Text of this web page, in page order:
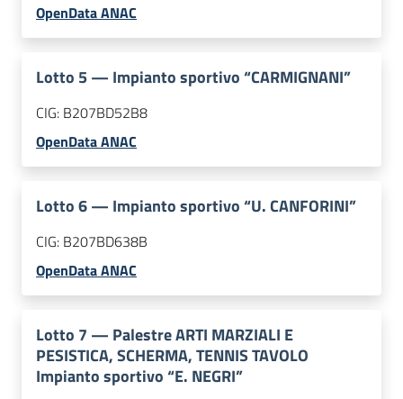
OpenData ANAC
Lotto 5— Impianto sportivo “CARMIGNANI”
CIG: B207BD52B8
OpenData ANAC
Lotto6— Impianto sportivo “U. CANFORINI”
CIG: B207BD638B
OpenData ANAC
Lotto 7 — Palestre ARTI MARZIALI E
PESISTICA, SCHERMA, TENNIS TAVOLO
Impianto sportivo “E. NEGRI”